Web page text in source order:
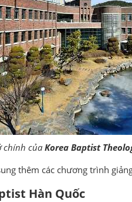
chính củaKorea Baptist
thêm các chương trình
Hàn Quốc